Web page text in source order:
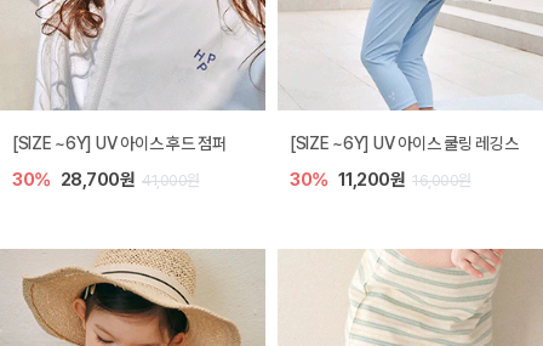
[SIZE ~6Y] UV 아이스 후드 점퍼
30% 28,700원 41,000원
[SIZE ~6Y] UV 아이스 쿨링 레깅스
30% 11,200원 16,000원